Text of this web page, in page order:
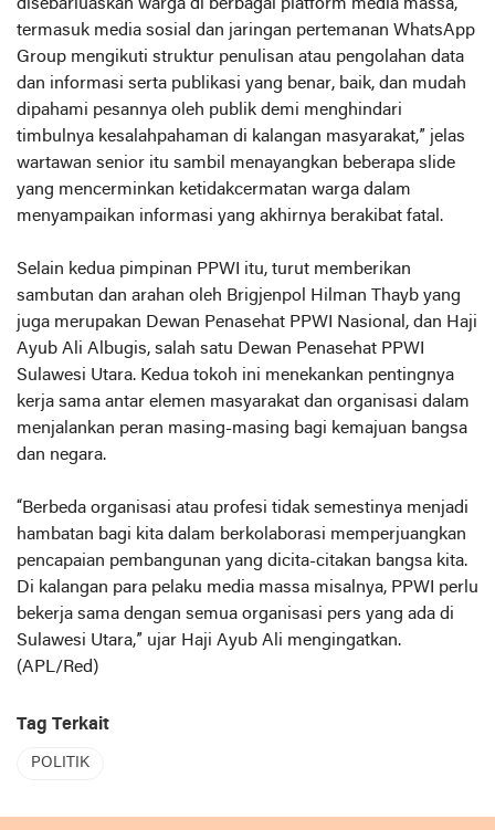
disebarluaskan warga di berbagai platform media massa,
termasuk media sosial dan jaringan pertemanan WhatsApp
Group mengikuti struktur penulisan atau pengolahan data
dan informasi serta publikasi yang benar, baik, dan mudah
dipahami pesannya oleh publik demi menghindari
timbulnya kesalahpahaman di kalangan masyarakat,” jelas
wartawan senior itu sambil menayangkan beberapa slide
yang mencerminkan ketidakcermatan warga dalam
menyampaikan informasi yang akhirnya berakibat fatal.
Selain kedua pimpinan PPWI itu, turut memberikan
sambutan dan arahan oleh Brigjenpol Hilman Thayb yang
juga merupakan Dewan Penasehat PPWI Nasional, dan Haji
Ayub Ali Albugis, salah satu Dewan Penasehat PPWI
Sulawesi Utara. Kedua tokoh ini menekankan pentingnya
kerja sama antar elemen masyarakat dan organisasi dalam
menjalankan peran masing-masing bagi kemajuan bangsa
dan negara.
“Berbeda organisasi atau profesi tidak semestinya menjadi
hambatan bagi kita dalam berkolaborasi memperjuangkan
pencapaian pembangunan yang dicita-citakan bangsa kita.
Di kalangan para pelaku media massa misalnya, PPWI perlu
bekerja sama dengan semua organisasi pers yang ada di
Sulawesi Utara,” ujar Haji Ayub Ali mengingatkan.
(APL/Red)
Tag Terkait
POLITIK